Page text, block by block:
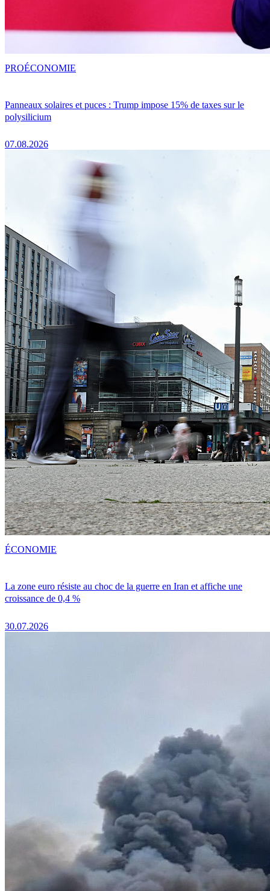
Panneaux solaires et puces : Trump impose 15% de taxes sur le
polysilicium
07.08.2026
PROÉCONOMIE
La zone euro résiste au choc de la guerre en Iran et affiche une
croissance de 0,4 %
30.07.2026
ÉCONOMIE